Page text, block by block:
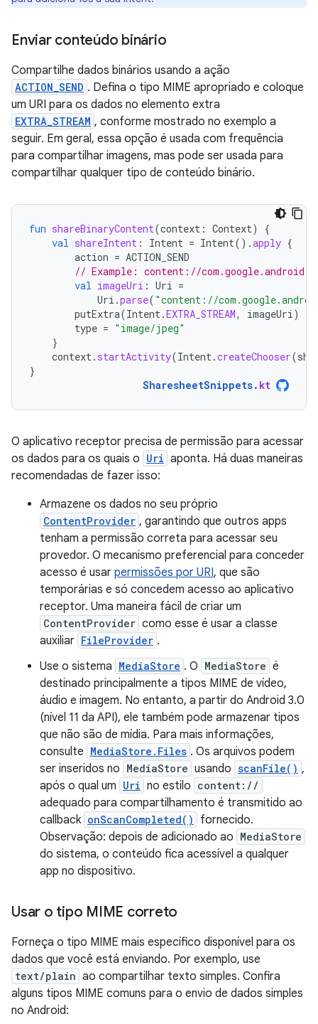
Enviar conteúdo binário
Compartilhe dados binários usando a ação
ACTION_SEND . Defina o tipo MIME apropriado e coloque
um URI para os dados no elemento extra
EXTRA_STREAM , conforme mostrado no exemplo a
seguir. Em geral, essa opção é usada com frequência
para compartilhar imagens, mas pode ser usada para
compartilhar qualquer tipo de conteúdo binário.
fun shareBinaryContent(context : Context)
{
val shareIntent : Intent = Intent().apply {
action = ACTION_SEND
// Example: content://
val imageUri : Uri =
Uri .parse( "content://
putExtra(Intent.EXTRA_STREAM, imageUri)
type = "image/jpeg"
}
context. startActivity(Intent.createChooser(
}
SharesheetSnippets. kt
O aplicativo receptor precisa de permissão para acessar
os dados para os quais o Uri aponta. Há duas maneiras
recomendadas de fazer isso:
Armazene os dados no seu próprio
ContentProvider , garantindo que outros apps
tenham a permissão correta para acessar seu
provedor. O mecanismo preferencial para conceder
acesso é usar permissões por URI, que são
temporárias e só concedem acesso ao aplicativo
receptor. Uma maneira fácil de criar um
ContentProvider como esse é usar a classe
auxiliar FileProvider .
Use o sistema MediaStore . O MediaStore é
destinado principalmente a tipos MIME de vídeo,
áudio e imagem. No entanto, a partir do Android 3.0
(nível 11 da API), ele também pode armazenar tipos
que não são de mídia. Para mais informações,
consulte MediaStore.Files . Os arquivos podem
ser inseridos no MediaStore usando scanFile() ,
após o qual um Uri no estilo content://
adequado para compartilhamento é transmitido ao
callback onScanCompleted()
fornecido.
Observação: depois de adicionado ao MediaStore
do sistema, o conteúdo fica acessível a qualquer
app no dispositivo.
Usar o tipo MIME correto
Forneça o tipo MIME mais específico disponível para os
dados que você está enviando. Por exemplo, use
text/plain ao compartilhar texto simples. Confira
alguns tipos MIME comuns para o envio de dados simples
no Android: